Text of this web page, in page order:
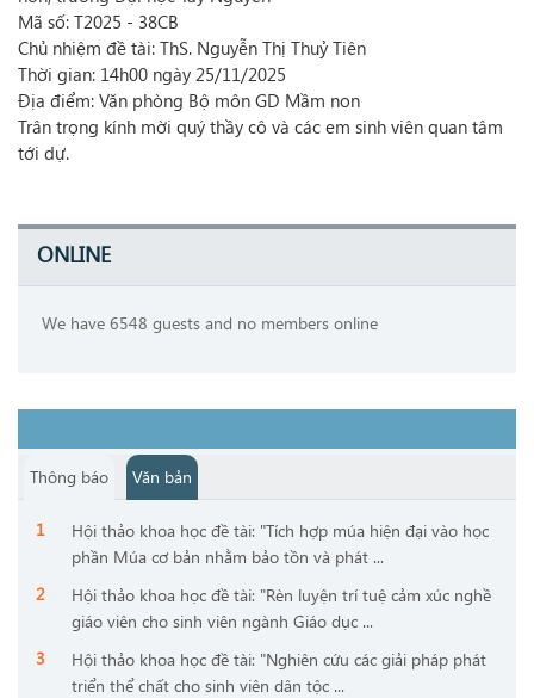
Mã số: T2025 - 38CB
Chủ nhiệm đề tài: ThS. Nguyễn Thị Thuỷ Tiên
Thời gian: 14h00 ngày 25/11/2025
Địa điểm: Văn phòng Bộ môn GD Mầm non
Trân trọng kính mời quý thầy cô và các em sinh viên quan tâm
tới dự.
ONLINE
We have 6548 guests and no members online
Thông báo Văn bản
Hội thảo khoa học đề tài: "Tích hợp múa hiện đại vào học
phần Múa cơ bản nhằm bảo tồn và phát ...
Hội thảo khoa học đề tài: "Rèn luyện trí tuệ cảm xúc nghề
giáo viên cho sinh viên ngành Giáo dục ...
Hội thảo khoa học đề tài: "Nghiên cứu các giải pháp phát
triển thể chất cho sinh viên dân tộc ...